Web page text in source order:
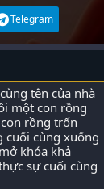
Telegram
tên của nhà
một con rồng
rồng trốn
cuối cùng xuống
khóa khả
sự cuối cùng